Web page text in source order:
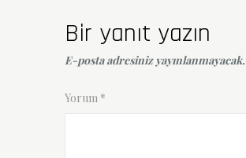
Bir yanıt yazın
E-posta adresiniz yayınlanmayacak.
Yorum *